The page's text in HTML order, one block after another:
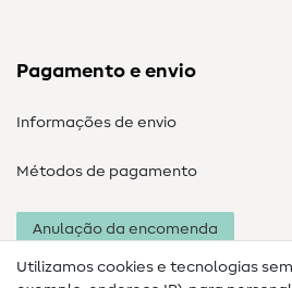
Pagamento e envio
Informações de envio
Métodos de pagamento
Anulação da encomenda
Utilizamos cookies e tecnologias